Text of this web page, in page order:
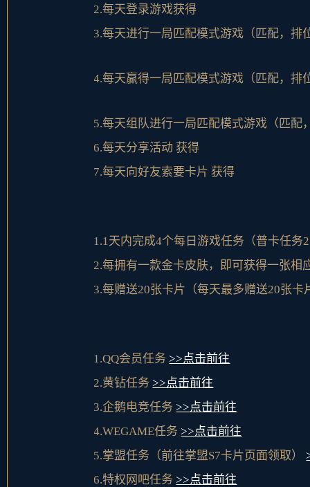
2.每天登录游戏获得
3.每天进行一局匹配模式游戏（匹配，排
4.每天赢得一局匹配模式游戏（匹配，排
5.每天组队进行一局匹配模式游戏（匹配
6.每天分享活动 获得
7.每天向好友索要卡片 获得
1.1天内完成4个每日游戏任务（普卡任务
2.每拥有一款金卡皮肤，即可获得一张相
3.每赠送20张卡片（每天最多赠送20张卡
1.QQ会员任务>>点击前往
2.黄钻任务>>点击前往
3.企鹅电竞任务>>点击前往
4.WEGAME任务>>点击前往
5.掌盟任务（前往掌盟S7卡片页面领取）
6.特权网吧任务>>点击前往